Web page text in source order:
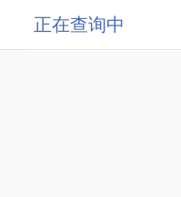
正在查询中